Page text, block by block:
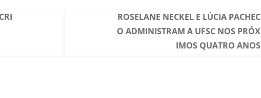
ROSELANE NECKEL E LÚCIA PACHEC
O ADMINISTRAM A UFSC NOS PRÓX
IMOS QUATRO ANOS